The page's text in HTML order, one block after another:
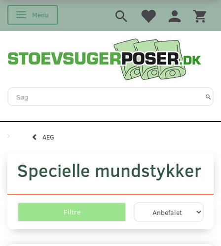
Skifte navigation
Menu
AEG
Specielle mundstykker
Filtre